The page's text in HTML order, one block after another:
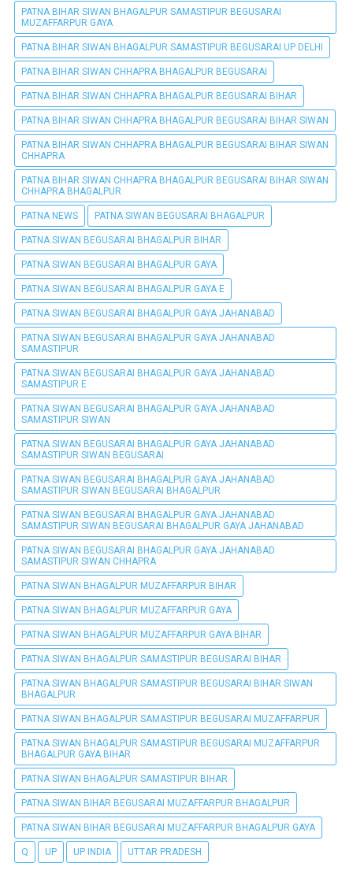
PATNA BIHAR SIWAN BHAGALPUR SAMASTIPUR BEGUSARAI
MUZAFFARPUR GAYA
PATNA BIHAR SIWAN BHAGALPUR SAMASTIPUR BEGUSARAI UP DELHI
PATNA BIHAR SIWAN CHHAPRA BHAGALPUR BEGUSARAI
PATNA BIHAR SIWAN CHHAPRA BHAGALPUR BEGUSARAI BIHAR
PATNA BIHAR SIWAN CHHAPRA BHAGALPUR BEGUSARAI BIHAR SIWAN
PATNA BIHAR SIWAN CHHAPRA BHAGALPUR BEGUSARAI BIHAR SIWAN
CHHAPRA
PATNA BIHAR SIWAN CHHAPRA BHAGALPUR BEGUSARAI BIHAR SIWAN
CHHAPRA BHAGALPUR
PATNA NEWS PATNA SIWAN BEGUSARAI BHAGALPUR
PATNA SIWAN BEGUSARAI BHAGALPUR BIHAR
PATNA SIWAN BEGUSARAI BHAGALPUR GAYA
PATNA SIWAN BEGUSARAI BHAGALPUR GAYA E
PATNA SIWAN BEGUSARAI BHAGALPUR GAYA JAHANABAD
PATNA SIWAN BEGUSARAI BHAGALPUR GAYA JAHANABAD
SAMASTIPUR
PATNA SIWAN BEGUSARAI BHAGALPUR GAYA JAHANABAD
SAMASTIPUR E
PATNA SIWAN BEGUSARAI BHAGALPUR GAYA JAHANABAD
SAMASTIPUR SIWAN
PATNA SIWAN BEGUSARAI BHAGALPUR GAYA JAHANABAD
SAMASTIPUR SIWAN BEGUSARAI
PATNA SIWAN BEGUSARAI BHAGALPUR GAYA JAHANABAD
SAMASTIPUR SIWAN BEGUSARAI BHAGALPUR
PATNA SIWAN BEGUSARAI BHAGALPUR GAYA JAHANABAD
SAMASTIPUR SIWAN BEGUSARAI BHAGALPUR GAYA JAHANABAD
PATNA SIWAN BEGUSARAI BHAGALPUR GAYA JAHANABAD
SAMASTIPUR SIWAN CHHAPRA
PATNA SIWAN BHAGALPUR MUZAFFARPUR BIHAR
PATNA SIWAN BHAGALPUR MUZAFFARPUR GAYA
PATNA SIWAN BHAGALPUR MUZAFFARPUR GAYA BIHAR
PATNA SIWAN BHAGALPUR SAMASTIPUR BEGUSARAI BIHAR
PATNA SIWAN BHAGALPUR SAMASTIPUR BEGUSARAI BIHAR SIWAN
BHAGALPUR
PATNA SIWAN BHAGALPUR SAMASTIPUR BEGUSARAI MUZAFFARPUR
PATNA SIWAN BHAGALPUR SAMASTIPUR BEGUSARAI MUZAFFARPUR
BHAGALPUR GAYA BIHAR
PATNA SIWAN BHAGALPUR SAMASTIPUR BIHAR
PATNA SIWAN BIHAR BEGUSARAI MUZAFFARPUR BHAGALPUR
PATNA SIWAN BIHAR BEGUSARAI MUZAFFARPUR BHAGALPUR GAYA
Q UP UP INDIA UTTAR PRADESH